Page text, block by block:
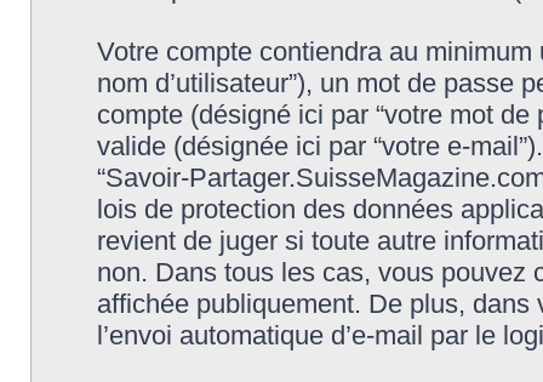
Votre compte contiendra au
nom d’utilisateur”), un mot de passe
compte (désigné ici par “votre mot
valide (désignée ici par “votre e-
“Savoir-
lois de protection des données
revient de juger si toute autre
non. Dans tous les cas, vous pouvez
affichée publiquement. De plus,
l’envoi automatique d’e-mail par le